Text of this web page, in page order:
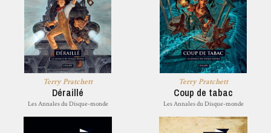
Terry Pratchett
Déraillé
Les Annales du Disque-monde
Terry Pratchett
Coup de tabac
Les Annales du Disque-monde